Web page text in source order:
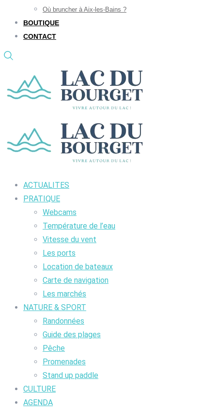
Où bruncher à Aix-les-Bains ?
BOUTIQUE
CONTACT
ACTUALITES
PRATIQUE
Webcams
Température de l’eau
Vitesse du vent
Les ports
Location de bateaux
Carte de navigation
Les marchés
NATURE & SPORT
Randonnées
Guide des plages
Pêche
Promenades
Stand up paddle
CULTURE
AGENDA